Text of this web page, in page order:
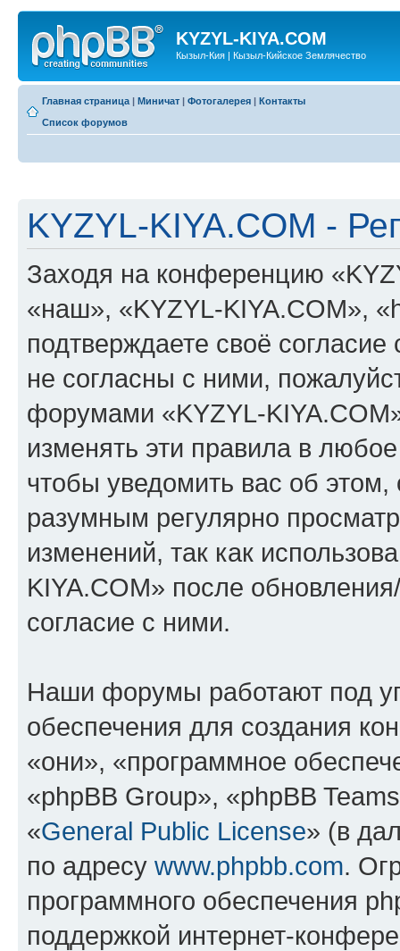
KYZYL-KIYA.COM
Кызыл-Кия | Кызыл-Кийское Землячество
Главная страница | Миничат | Фотогалерея | Контакты
Список форумов
KYZYL-KIYA.COM -
Заходя на конференцию
«наш», «KYZYL-KIYA.COM»,
подтверждаете своё
не согласны с ними,
форумами «KYZYL-
изменять эти правила в
чтобы уведомить вас об
разумным регулярно
изменений, так как
KIYA.COM» после
согласие с ними.
Наши форумы работают под
обеспечения для создания
«они», «программное
«phpBB Group», «phpBB
«General Public License» (в
по адресу www.phpbb.com.
программного обеспечения
поддержкой интернет-